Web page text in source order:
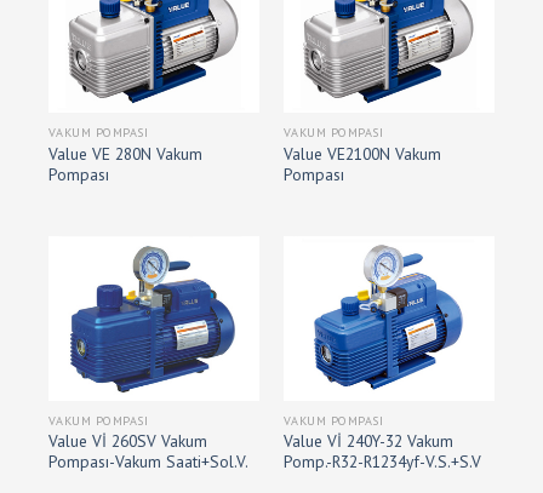
VAKUM POMPASI
Value VE 280N Vakum
Pompası
VAKUM POMPASI
Value VE2100N Vakum
Pompası
VAKUM POMPASI
Value Vİ 260SV Vakum
Pompası-Vakum Saati+Sol.V.
VAKUM POMPASI
Value Vİ 240Y-32 Vakum
Pomp.-R32-R1234yf-V.S.+S.V